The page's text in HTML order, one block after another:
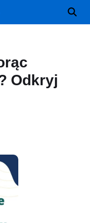
Odkryj